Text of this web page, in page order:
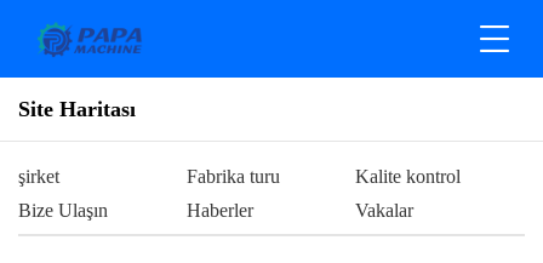
Site Haritası
şirket Fabrika turu
Kalite kontrol
Bize Ulaşın
Haberler Vakalar